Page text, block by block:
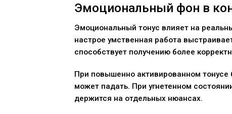
Эмоциональный фон в
Эмоциональный тонус влияет на
настрое умственная работа
способствует получению более
При повышенно активированном
может падать. При угнетенном
держится на отдельных нюансах.